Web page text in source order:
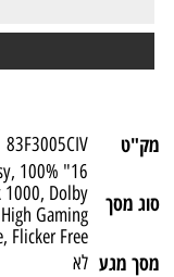
מק"ט
83F3005CIV
סוג מסך
100%
1000, Dolby
Gaming
Flicker Free
מסך מגע לא